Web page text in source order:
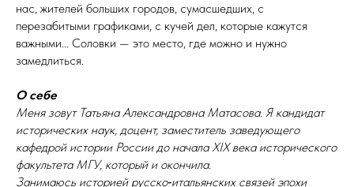
нас, жителей больших городов, сума­сшед­ших, с
перезабитыми графиками, с кучей дел, которые кажутся
важными... Соловки — это место, где можно и нужно
замедлиться.
О себе
Меня зовут Татьяна Александровна Матасова. Я кандидат
исторических наук, доцент, заместитель заведующего
кафедрой истории России до начала XIX века исторического
факультета МГУ, который и окончила.
Занимаюсь историей русско‑итальянских связей эпохи